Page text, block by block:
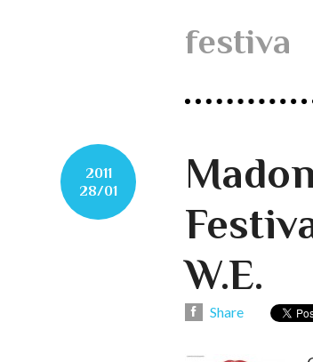
festiva
2011
28/01
W.E.
Share